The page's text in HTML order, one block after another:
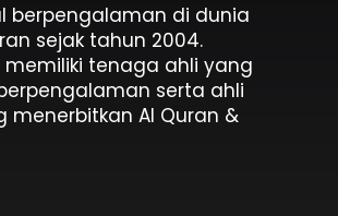
berpengalaman di dunia
sejak tahun 2004.
memiliki tenaga ahli yang
serta ahli
menerbitkan Al Quran &